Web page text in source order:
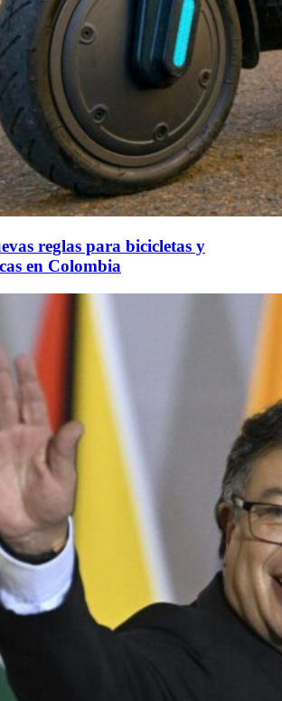
reglas para bicicletas y
en Colombia